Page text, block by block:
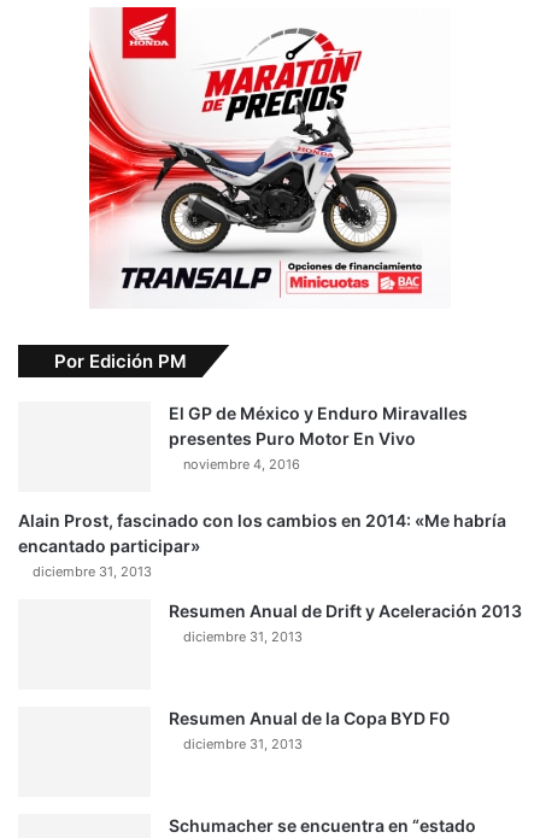
Por Edición PM
El GP de México y Enduro Miravalles
presentes Puro Motor En Vivo
noviembre 4, 2016
Alain Prost, fascinado con los cambios en 2014: «Me habría
encantado participar»
diciembre 31, 2013
Resumen Anual de Drift y Aceleración 2013
diciembre 31, 2013
Resumen Anual de la Copa BYD F0
diciembre 31, 2013
Schumacher se encuentra en “estado